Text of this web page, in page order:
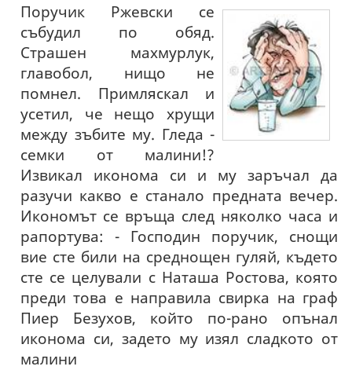
Поручик Ржевски се
събудил по обяд.
Страшен махмурлук,
главобол, нищо не
помнел. Примляскал и
усетил, че нещо хрущи
между зъбите му. Гледа -
семки от малини!?
Извикал иконома си и му заръчал да
разучи какво е станало предната вечер.
Икономът се връща след няколко часа и
рапортува: - Господин поручик, снощи
вие сте били на среднощен гуляй, където
сте се целували с Наташа Ростова, която
преди това е направила свирка на граф
Пиер Безухов, който по-рано опънал
иконома си, задето му изял сладкото от
малини